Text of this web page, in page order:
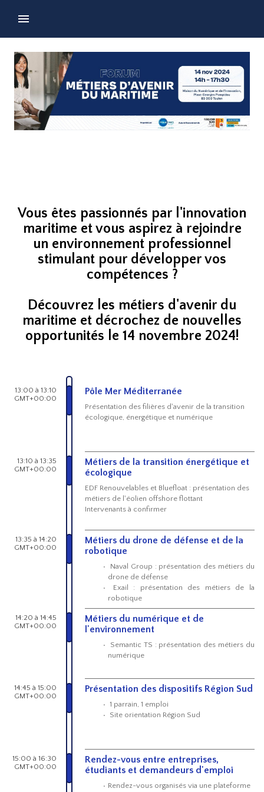
Vous êtes passionnés par l'innovation
maritime et vous aspirez à rejoindre
un environnement professionnel
stimulant pour développer vos
compétences ?
Découvrez les métiers d'avenir du
maritime et décrochez de nouvelles
opportunités le 14 novembre 2024!
13:00 à 13:10
GMT+00:00
Pôle Mer Méditerranée
Présentation des filières d'avenir de la transition
écologique, énergétique et numérique
13:10 à 13:35
GMT+00:00
Métiers de la transition énergétique et
écologique
EDF Renouvelables et Bluefloat : présentation des
métiers de l'éolien offshore flottant
Intervenants à confirmer
13:35 à 14:20
GMT+00:00
Métiers du drone de défense et de la
robotique
Naval Group : présentation des métiers du
drone de défense
Exail : présentation des métiers de la
robotique
14:20 à 14:45
GMT+00:00
Métiers du numérique et de
l'environnement
Semantic TS : présentation des métiers du
numérique
14:45 à 15:00
GMT+00:00
Présentation des dispositifs Région Sud
1 parrain, 1 emploi
Site orientation Région Sud
15:00 à 16:30
GMT+00:00
Rendez-vous entre entreprises,
étudiants et demandeurs d'emploi
Rendez-vous organisés via une plateforme